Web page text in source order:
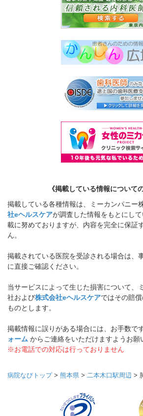
《掲載している情報について
掲載している各種情報は、ミーカンパニー
社eヘルスケアが調査した情報をもとにし
載に努めておりますが、内容を完全に保証
ん。
掲載されている医院を受診される場合は、
に直接ご確認ください。
当サービスによって生じた損害について、
社および株式会社eヘルスケアではその賠
ものとします。
掲載情報に誤りがある場合には、お手数で
ォーム からご連絡をいただけますようお願
※お電話での対応は行っておりません
病院なびトップ> 熊本県 > 二本木口駅周辺 >